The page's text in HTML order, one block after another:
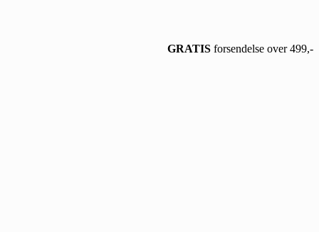
GRATIS forsendelse over 499,-